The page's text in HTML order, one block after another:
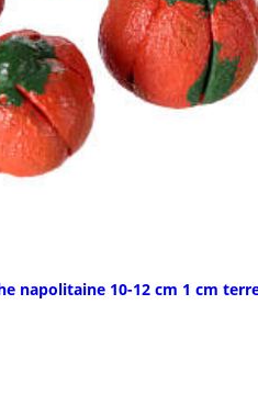
napolitaine 10-12 cm 1 cm